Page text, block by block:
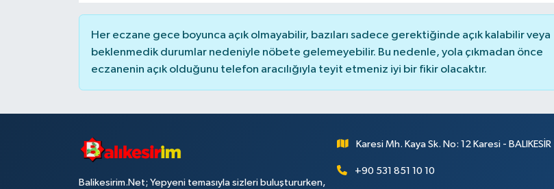
Her eczane gece boyunca açık olmayabilir, bazıları sadece gerektiğinde açık kalabilir veya
beklenmedik durumlar nedeniyle nöbete gelemeyebilir. Bu nedenle, yola çıkmadan önce
eczanenin açık olduğunu telefon aracılığıyla teyit etmeniz iyi bir fikir olacaktır.
Balikesirim.Net; Yepyeni temasıyla sizleri buluştururken,
Karesi Mh. Kaya Sk. No: 12 Karesi - BALIKESİR
+90 531 851 10 10